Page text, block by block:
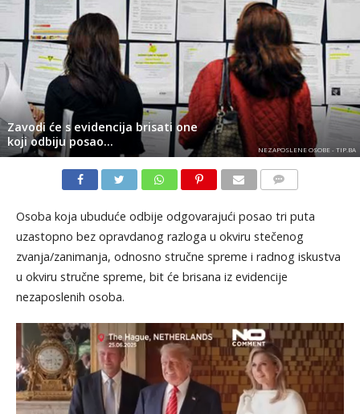
Zavodi će s evidencija brisati one
koji odbiju posao…
NEZAPOSLENE OSOBE - TIP.BA
Osoba koja ubuduće odbije odgovarajući posao tri puta
uzastopno bez opravdanog razloga u okviru stečenog
zvanja/zanimanja, odnosno stručne spreme i radnog iskustva
u okviru stručne spreme, bit će brisana iz evidencije
nezaposlenih osoba.